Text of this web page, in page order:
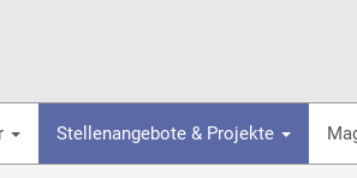
Stellenangebote & Projekte